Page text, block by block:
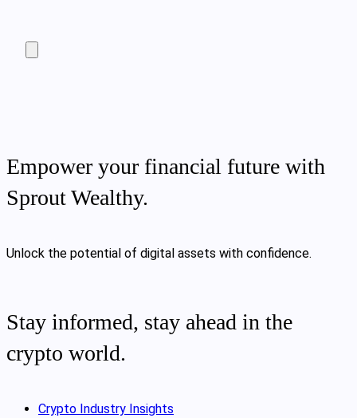
Empower your financial future with
Sprout Wealthy.
Unlock the potential of digital assets with confidence.
Stay informed, stay ahead in the
crypto world.
Crypto Industry Insights